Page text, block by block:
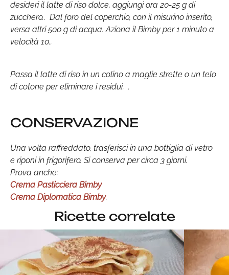
desideri il latte di riso dolce, aggiungi ora 20-25 g di
zucchero.. Dal foro del coperchio, con il misurino inserito,
versa altri 500 g di acqua. Aziona il Bimby per 1 minuto a
velocità 10..
Passa il latte di riso in un colino a maglie strette o un telo
di cotone per eliminare i residui. .
CONSERVAZIONE
Una volta raffreddato, trasferisci in una bottiglia di vetro
e riponi in frigorifero. Si conserva per circa 3 giorni.
Prova anche:
Crema Pasticciera Bimby
Crema Diplomatica Bimby.
Ricette correlate